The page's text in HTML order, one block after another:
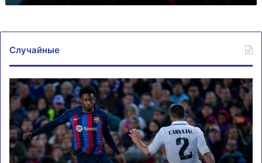
Случайные
Бальде
и
Кунде
покидают
состав
«Барселоны»
из-
и